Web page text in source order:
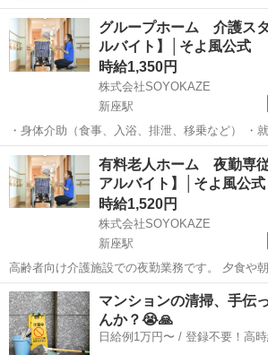
グループホーム 介護ス
ルバイト】│そよ風公式
時給1,350円
株式会社SOYOKAZE
新座駅
・身体介助（食事、入浴、排泄、移乗など） ・
介護記録の書類への記入（ご利用報告など、簡
リエーションや体操の実施（体操・脳トレ・手芸
洗濯などの間接業務 ・食事調理...
埼玉 新座市 新座駅
有料老人ホーム 夜勤専
アルバイト】│そよ風公式
時給1,520円
株式会社SOYOKAZE
新座駅
高齢者向け介護施設での夜勤業務です。 夕食や
助、就寝・起床時の移動や排泄介助など、夜間
当。 巡回や安否確認、急変時の対応、介護記録
き時間にはフロアや居室の清掃、洗濯...
埼玉 新座市 介護
マンションの清掃、手伝
んか？😭🙏
日給例1万円〜 / 登録不